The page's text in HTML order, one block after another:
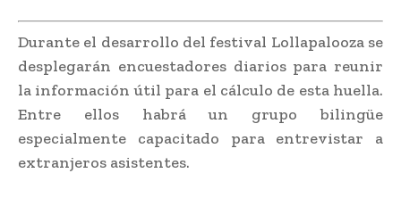
Durante el desarrollo del festival Lollapalooza se
desplegarán encuestadores diarios para reunir
la información útil para el cálculo de esta huella.
Entre ellos habrá un grupo bilingüe
especialmente capacitado para entrevistar a
extranjeros asistentes.